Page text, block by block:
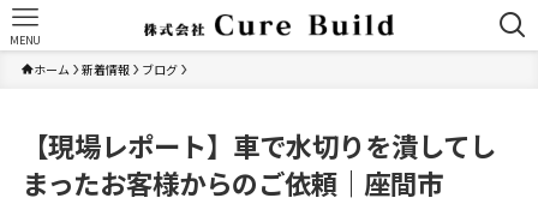
MENU
ホーム 新着情報 ブログ
【現場レポート】車で水切りを潰してし
まったお客様からのご依頼｜座間市